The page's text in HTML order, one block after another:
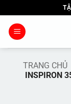
qua
nội
TRANG CHỦ
INSPIRON